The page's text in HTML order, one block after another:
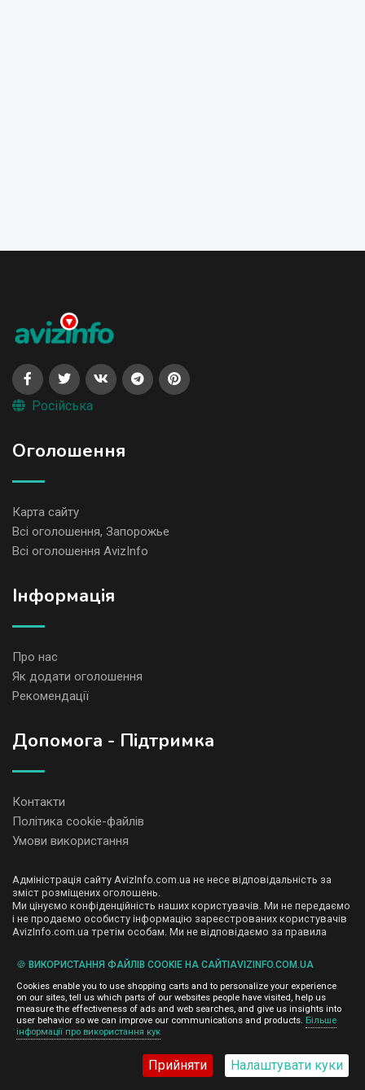
Російська
Оголошення
Карта сайту
Всі оголошення, Запорожье
Всі оголошення AvizInfo
Iнформація
Про нас
Як додати оголошення
Рекомендації
Допомога - Підтримка
Контакти
Політика cookie-файлів
Умови використання
Адміністрація сайту AvizInfo.com.ua не несе відповідальність за
зміст розміщених оголошень.
Ми цінуємо конфіденційність наших користувачів. Ми не передаємо
і не продаємо особисту інформацію зареєстрованих користувачів
AvizInfo.com.ua третім особам. Ми не відповідаємо за правила
деяких сторінках нашого сайту представлена реклама Google
Adsense Advertising Network. Щоб дізнатися детальніше про
правила конфіденційності Googleнатисніть тут.
©2008-2026,AvizInfo.com.ua
🍪 ВИКОРИСТАННЯ ФАЙЛІВ COOKIE НА САЙТІAVIZINFO.COM.UA
Cookies enable you to use shopping carts and to personalize your experience
on our sites, tell us which parts of our websites people have visited, help us
measure the effectiveness of ads and web searches, and give us insights into
user behavior so we can improve our communications and products. Більше
інформації про використання кук
Прийняти Налаштувати куки